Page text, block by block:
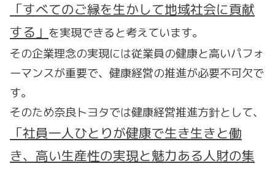
「すべてのご縁を生かして地域社会に貢献
する」 を実現できると考えています。
その企業理念の実現には従業員の健康と高いパフォ
ーマンスが重要で、健康経営の推進が必要不可欠で
す。
そのため奈良トヨタでは健康経営推進方針として、
「社員一人ひとりが健康で生き生きと働
き、高い生産性の実現と魅力ある人財の集